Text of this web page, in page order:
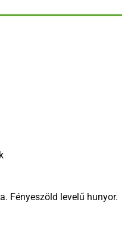
Fényeszöld levelű hunyor.